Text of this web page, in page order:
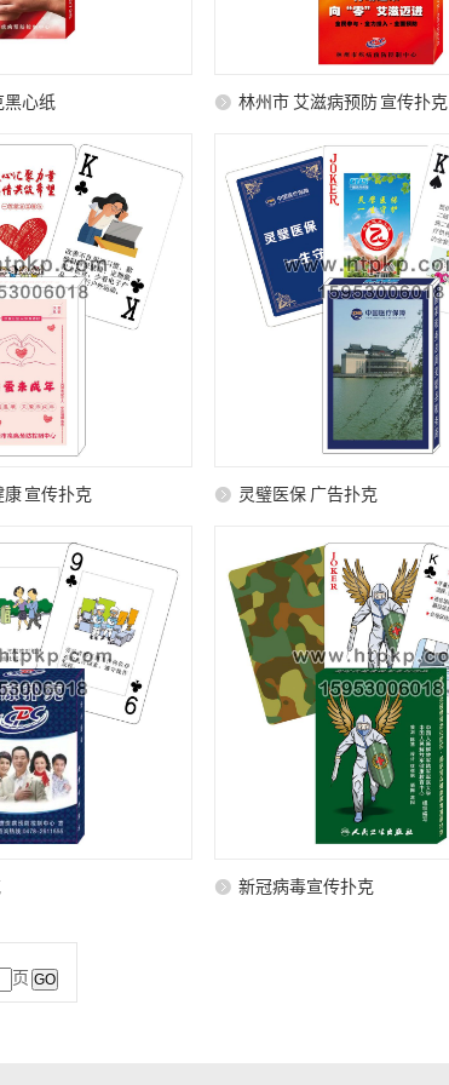
黑心纸 林州市 艾滋病预防 宣传扑克
宣传扑克 灵璧医保 广告扑克
新冠病毒宣传扑克
页